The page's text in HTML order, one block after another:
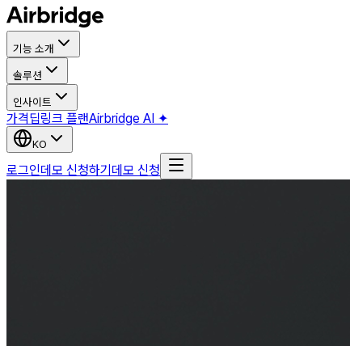
기능 소개
솔루션
인사이트
가격딥링크 플랜Airbridge AI ✦
KO
로그인데모 신청하기데모 신청